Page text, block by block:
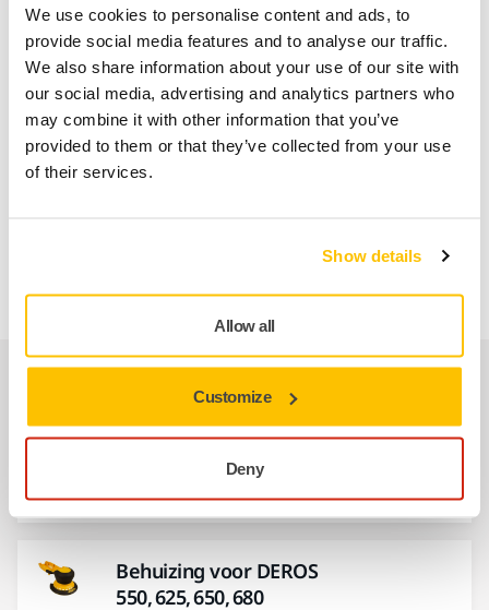
We use cookies to personalise content and ads, to
provide social media features and to analyse our traffic.
We also share information about your use of our site with
our social media, advertising and analytics partners who
may combine it with other information that you’ve
provided to them or that they’ve collected from your use
of their services.
Show details
Allow all
Customize
Deny
de schuursnelheid met duidelijk zichtbare LED-indicatoren
voor RPM.
• Maakt efficiënt stofvrij schuren mogelijk.
• Zeer efficiënte en duurzame borstelloze motor.
• Bluetooth-connectiviteit en trillingsbewaking.
Startknop-set voor DEROS/DEOS
MIE6520211
Behuizing voor DEROS
550, 625, 650, 680